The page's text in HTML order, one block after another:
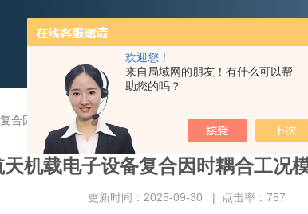
欢迎您！
来自局域网的朋友！有什么可以帮
助您的吗？
合因时耦合工况模拟试验的意义
机载电子设备复合因时耦合工况
更新时间：2025-09-30 | 点击率：757